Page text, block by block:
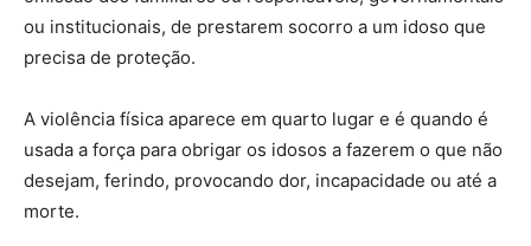
ou institucionais, de prestarem socorro a um idoso que
precisa de proteção.
A violência física aparece em quarto lugar e é quando é
usada a força para obrigar os idosos a fazerem o que não
desejam, ferindo, provocando dor, incapacidade ou até a
morte.